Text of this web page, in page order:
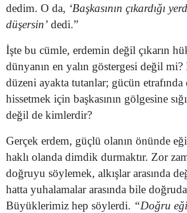
Uşak
Yozgat
Zonguldak
Bayburt
Kırıkkale
dedim. O da, ‘Başkasının çıkardığı
düşersin’ dedi.”
İşte bu cümle, erdemin değil çıkarın
dünyanın en yalın göstergesi değil
düzeni ayakta tutanlar; gücün
hissetmek için başkasının gölgesine
değil de kimlerdir?
Gerçek erdem, güçlü olanın önünde
haklı olanda dimdik durmaktır. Zor
doğruyu söylemek, alkışlar arasında
hatta yuhalamalar arasında bile
Büyüklerimiz hep söylerdi. “Doğru